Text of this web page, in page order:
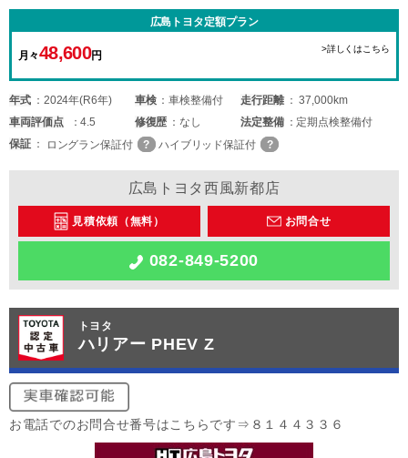
広島トヨタ定額プラン
月々48,600円
>詳しくはこちら
年式 2024年(R6年) 車検 車検整備付 走行距離
37,000km
車両評価点 4.5 修復歴 なし 法定整備
定期点検整備付
保証
ロングラン保証付 ハイブリッド保証付
広島トヨタ西風新都店
見積依頼（無料） お問合せ
082-849-5200
トヨタ
ハリアー PHEV Z
お電話でのお問合せ番号はこちらです⇒８１４４３３６